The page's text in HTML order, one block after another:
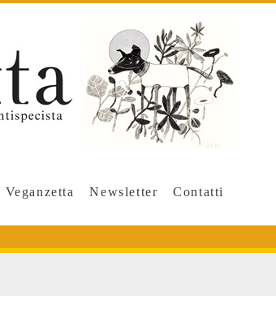
Newsletter Contatti